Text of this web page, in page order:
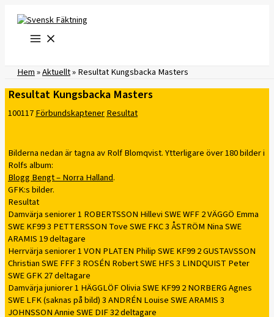
innehåll
Hem»Aktuellt»Resultat Kungsbacka Masters
Resultat Kungsbacka Masters
100117FörbundskaptenerResultat
Bilderna nedan är tagna av Rolf Blomqvist. Ytterligare över 180 bilder i
Rolfs album:
Blogg Bengt – Norra Halland.
GFK:s bilder.
Resultat
Damvärja seniorer 1 ROBERTSSON Hillevi SWE WFF 2 VÄGGÖ Emma
SWE KF99 3 PETTERSSON Tove SWE FKC 3 ÅSTRÖM Nina SWE
ARAMIS 19 deltagare
Herrvärja seniorer 1 VON PLATEN Philip SWE KF99 2 GUSTAVSSON
Christian SWE FFF 3 ROSÉN Robert SWE HFS 3 LINDQUIST Peter
SWE GFK 27 deltagare
Damvärja juniorer 1 HÄGGLÖF Olivia SWE KF99 2 NORBERG Agnes
SWE LFK (saknas på bild) 3 ANDRÉN Louise SWE ARAMIS 3
JOHNSSON Annie SWE DIF 32 deltagare